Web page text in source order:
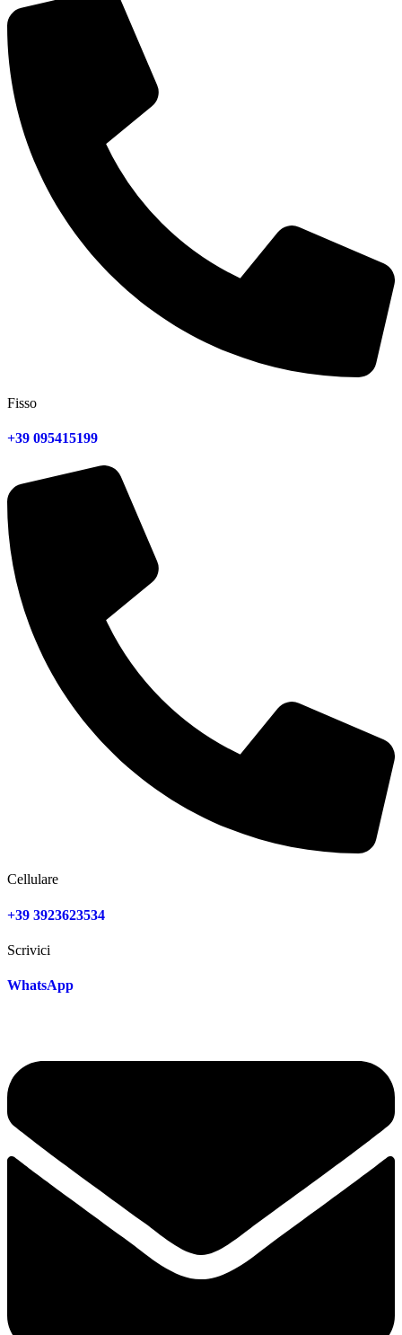
Fisso
+39 095415199
Cellulare
+39 3923623534
Scrivici
WhatsApp